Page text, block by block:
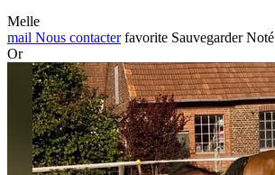
Melle
mail Nous contacter favorite Sauvegarder Noté
Or